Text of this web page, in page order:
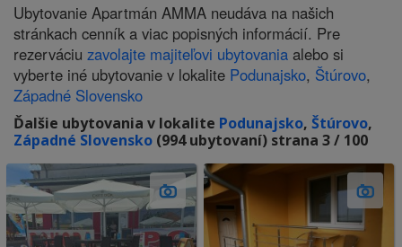
Ubytovanie Apartmán AMMA neudáva na našich
stránkach cenník a viac popisných informácií. Pre
rezerváciu zavolajte majiteľovi ubytovania alebo si
vyberte iné ubytovanie v lokalite Podunajsko, Štúrovo,
Západné Slovensko
Ďalšie ubytovania v lokalite Podunajsko, Štúrovo,
Západné Slovensko (994 ubytovaní) strana 3 / 100